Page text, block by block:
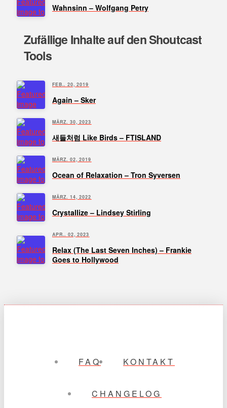
Wahnsinn – Wolfgang Petry
Zufällige Inhalte auf den Shoutcast
Tools
FEB.. 20, 2019
Again – Sker
MÄRZ. 30, 2023
새들처럼 Like Birds – FTISLAND
MÄRZ. 02, 2019
Ocean of Relaxation – Tron Syversen
MÄRZ. 14, 2022
Crystallize – Lindsey Stirling
APR.. 02, 2023
Relax (The Last Seven Inches) – Frankie
Goes to Hollywood
FAQ KONTAKT
CHANGELOG